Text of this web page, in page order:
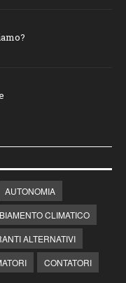
AUTONOMIA
CLIMATICO
ALTERNATIVI
CONTATORI